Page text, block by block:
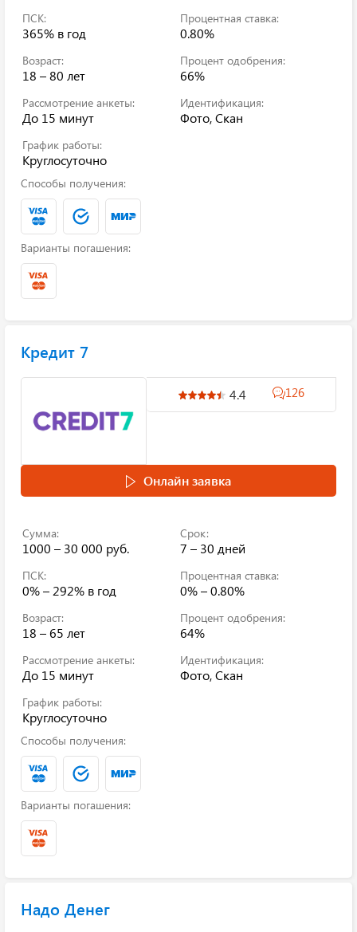
ПСК:
365% в год
Процентная ставка:
0.80%
Возраст:
18 – 80 лет
Процент одобрения:
66%
Рассмотрение анкеты:
До 15 минут
Идентификация:
Фото, Скан
График работы:
Круглосуточно
Способы получения:
Варианты погашения:
Кредит 7
4.4 126
Онлайн заявка
Сумма:
1000 – 30 000 руб.
Срок:
7 – 30 дней
ПСК:
0% – 292% в год
Процентная ставка:
0% – 0.80%
Возраст:
18 – 65 лет
Процент одобрения:
64%
Рассмотрение анкеты:
До 15 минут
Идентификация:
Фото, Скан
График работы:
Круглосуточно
Способы получения:
Варианты погашения:
Надо Денег